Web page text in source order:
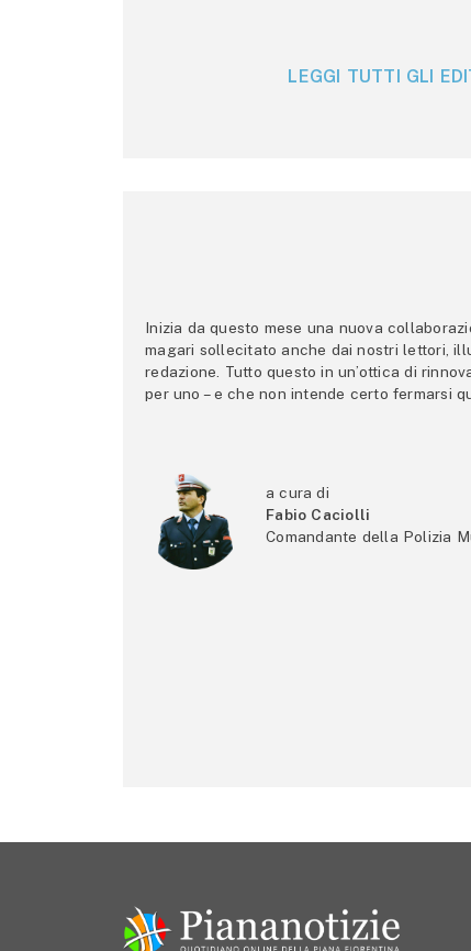
LEGGI TUTTI GLI
Inizia da questo mese una nuova
magari sollecitato anche dai nostri lettori,
redazione. Tutto questo in un’ottica di
per uno – e che non intende certo fermarsi
a cura di
Fabio Caciolli
Comandante della Polizia